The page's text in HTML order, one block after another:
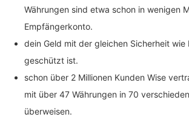
Währungen sind etwa schon in wenigen
Empfängerkonto.
dein Geld mit der gleichen Sicherheit wie
geschützt ist.
schon über 2 Millionen Kunden Wise
mit über 47 Währungen in 70
überweisen.